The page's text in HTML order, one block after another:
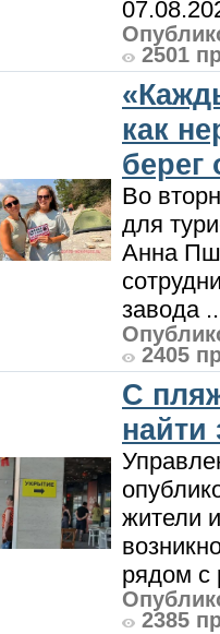
2501
как
берег
Во
для
Анна
завода
2405
С
жители
рядом с
2385